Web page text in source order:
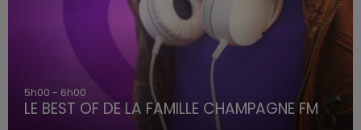
5h00 - 6h00
LE BEST OF DE LA FAMILLE CHAMPAGNE FM